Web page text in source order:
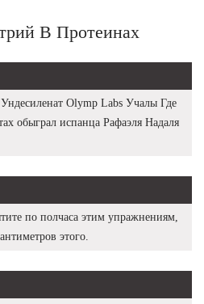
В Протеинах
Olymp Labs Учалы Где
обыграл испанца Рафаэля Надаля
по полчаса этим упражнениям,
этого.